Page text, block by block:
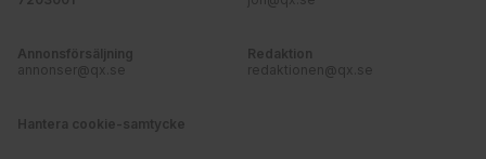
Annonsförsäljning
annonser@qx.se
Redaktion
redaktionen@qx.se
Hantera cookie-samtycke